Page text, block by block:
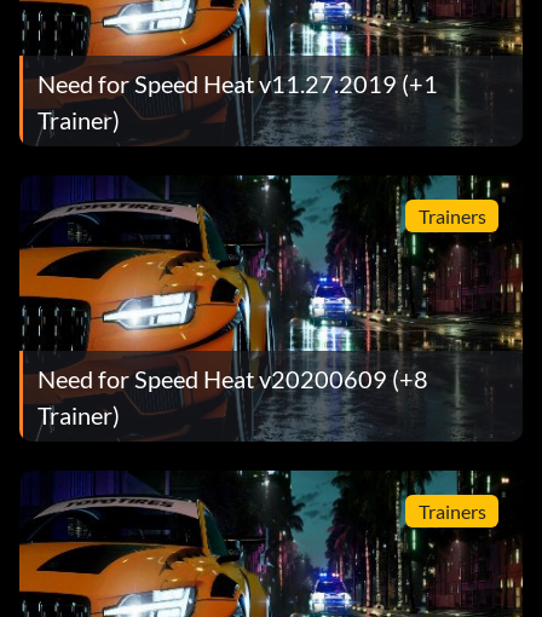
Need for Speed Heat v11.27.2019 (+1
Trainer)
Trainers
Need for Speed Heat v20200609 (+8
Trainer)
Trainers